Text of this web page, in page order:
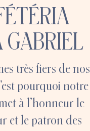
GABRIEL
très fiers de nos
pourquoi notre
à l’honneur le
et le patron des